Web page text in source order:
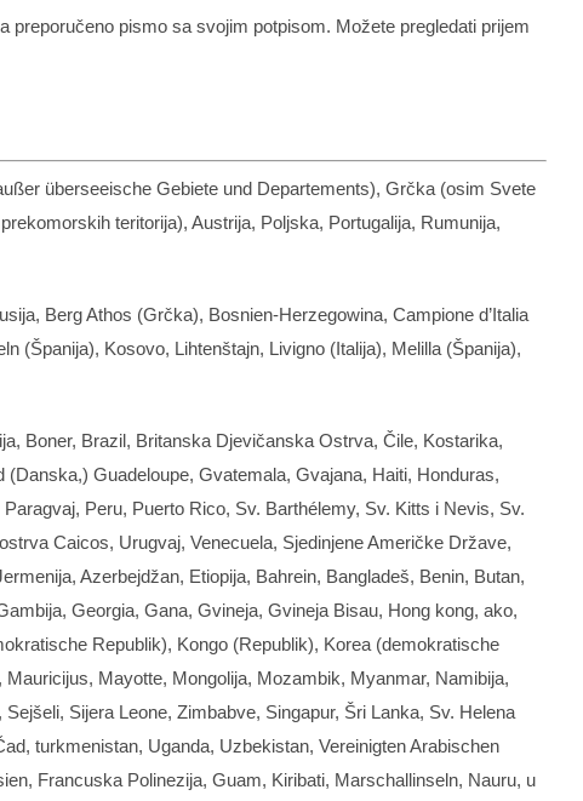
pismo sa svojim potpisom. Možete pregledati prijem
überseeische Gebiete und Departements), Grčka (osim Svete
teritorija), Austrija, Poljska, Portugalija, Rumunija,
Berg Athos (Grčka), Bosnien-Herzegowina, Campione d’Italia
(Španija), Kosovo, Lihtenštajn, Livigno (Italija), Melilla (Španija),
Boner, Brazil, Britanska Djevičanska Ostrva, Čile, Kostarika,
Guadeloupe, Gvatemala, Gvajana, Haiti, Honduras,
Peru, Puerto Rico, Sv. Barthélemy, Sv. Kitts i Nevis, Sv.
Caicos, Urugvaj, Venecuela, Sjedinjene Američke Države,
Azerbejdžan, Etiopija, Bahrein, Bangladeš, Benin, Butan,
Georgia, Gana, Gvineja, Gvineja Bisau, Hong kong, ako,
Republik), Kongo (Republik), Korea (demokratische
Mayotte, Mongolija, Mozambik, Myanmar, Namibija,
Sijera Leone, Zimbabve, Singapur, Šri Lanka, Sv. Helena
turkmenistan, Uganda, Uzbekistan, Vereinigten Arabischen
, Francuska Polinezija, Guam, Kiribati, Marschallinseln, Nauru, u